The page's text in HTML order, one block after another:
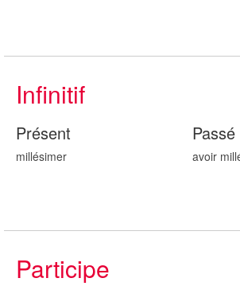
Infinitif
Présent
millésimer
Passé
avoir
Participe